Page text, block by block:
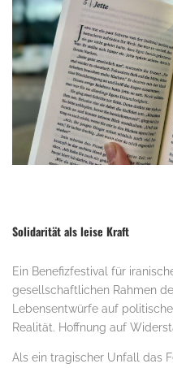
Solidarität als leise Kraft
Ein Benefizfestival für
gesellschaftlichen Rahmen
Lebensentwürfe auf
Realität. Hoffnung auf
Als ein tragischer Unfall das